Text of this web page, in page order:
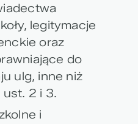
legitymacje
oraz
do
ulg, inne niż
2 i 3.
i